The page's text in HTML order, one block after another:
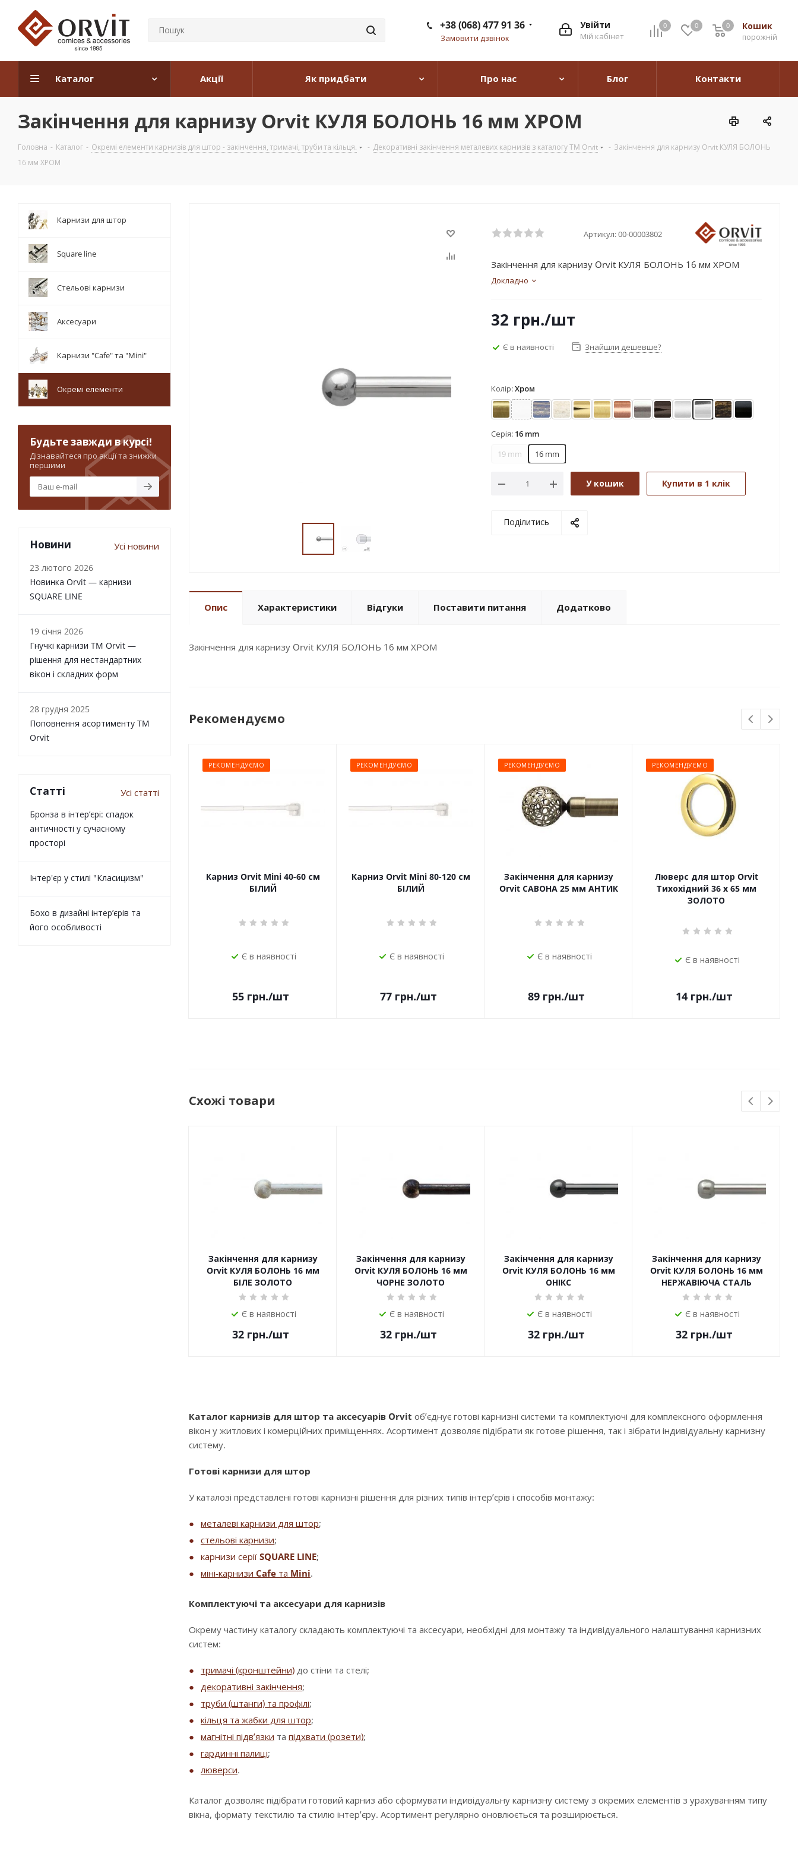
0 0 Кошик
0
порожній
0
Увійти
Мій кабінет
+38 (068) 477 91 36
Замовити дзвінок
Каталог Акції Як придбати Про нас Блог Контакти
Закінчення для карнизу Orvit КУЛЯ БОЛОНЬ 16 мм ХРОМ
Головна - Каталог - Окремі елементи карнизів для штор - закінчення, тримачі, труби та кільця. - Декоративні закінчення металевих карнизів з каталогу TM Orvit - Закінчення для карнизу Orvit КУЛЯ БОЛОНЬ
16 мм ХРОМ
Артикул:00-00003802
Закінчення для карнизу Orvit КУЛЯ БОЛОНЬ 16 мм ХРОМ
Докладно
32 грн./шт
Є в наявності Знайшли дешевше?
Колір:Хром
Антик АрктісБлакить золота
Біле золото
ЗолотоЗолото матове
МідьНержавіюча сталь
ОніксСатинХромЧорне золото
Чорний
Серія: 16 mm
19 mm
16 mm
У кошик Купити в 1 клік
Поділитись
Опис Характеристики Відгуки Поставити питання Додатково
Закінчення для карнизу Orvit КУЛЯ БОЛОНЬ 16 мм ХРОМ
Рекомендуємо
РЕКОМЕНДУЄМО
Карниз Orvit Mini 40-60 см
БІЛИЙ
Є в наявності
55 грн./шт
РЕКОМЕНДУЄМО
Карниз Orvit Mini 80-120 см
БІЛИЙ
Є в наявності
77 грн./шт
РЕКОМЕНДУЄМО
Закінчення для карнизу
Orvit САВОНА 25 мм АНТИК
Є в наявності
89 грн./шт
РЕКОМЕНДУЄМО
Люверс для штор Orvit
Тихохідний 36 х 65 мм
ЗОЛОТО
Є в наявності
14 грн./шт
Схожі товари
Закінчення для карнизу
Orvit КУЛЯ БОЛОНЬ 16 мм
БІЛЕ ЗОЛОТО
Є в наявності
32 грн./шт
Закінчення для карнизу
Orvit КУЛЯ БОЛОНЬ 16 мм
ЧОРНЕ ЗОЛОТО
Є в наявності
32 грн./шт
Закінчення для карнизу
Orvit КУЛЯ БОЛОНЬ 16 мм
ОНІКС
Є в наявності
32 грн./шт
Закінчення для карнизу
Orvit КУЛЯ БОЛОНЬ 16 мм
НЕРЖАВІЮЧА СТАЛЬ
Є в наявності
32 грн./шт
Каталог карнизів для штор та аксесуарів Orvit об’єднує готові карнизні системи та комплектуючі для комплексного оформлення
вікон у житлових і комерційних приміщеннях. Асортимент дозволяє підібрати як готове рішення, так і зібрати індивідуальну карнизну
систему.
Готові карнизи для штор
У каталозі представлені готові карнизні рішення для різних типів інтер’єрів і способів монтажу:
металеві карнизи для штор;
стельові карнизи;
карнизи серії SQUARE LINE;
міні-карнизи Cafe та Mini.
Комплектуючі та аксесуари для карнизів
Окрему частину каталогу складають комплектуючі та аксесуари, необхідні для монтажу та індивідуального налаштування карнизних
систем:
тримачі (кронштейни) до стіни та стелі;
декоративні закінчення;
труби (штанги) та профілі;
кільця та жабки для штор;
магнітні підв’язки та підхвати (розети);
гардинні палиці;
люверси.
Каталог дозволяє підібрати готовий карниз або сформувати індивідуальну карнизну систему з окремих елементів з урахуванням типу
вікна, формату текстилю та стилю інтер’єру. Асортимент регулярно оновлюється та розширюється.
Карнизи для штор
Square line
Стельові карнизи
Аксесуари
Карнизи "Cafe" та "Mini"
Окремі елементи
Будьте завжди в курсі!
Дізнавайтеся про акції та знижки
першими
Новини Усі новини
23 лютого 2026
Новинка Orvit — карнизи
SQUARE LINE
19 січня 2026
Гнучкі карнизи TM Orvit —
рішення для нестандартних
вікон і складних форм
28 грудня 2025
Поповнення асортименту TM
Orvit
Статті Усі статті
Бронза в інтер’єрі: спадок
античності у сучасному
просторі
Інтер'єр у стилі "Класицизм"
Бохо в дизайні інтер’єрів та
його особливості